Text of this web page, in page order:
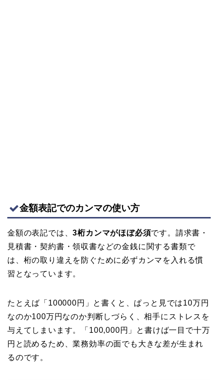
金額表記でのカンマの使い方
金額の表記では、3桁カンマがほぼ必須です。請求書・
見積書・契約書・領収書などの金銭に関する書類で
は、桁の取り違えを防ぐために必ずカンマを入れる慣
習となっています。
たとえば「100000円」と書くと、ぱっと見では10万円
なのか100万円なのか判断しづらく、相手にストレスを
与えてしまいます。「100,000円」と書けば一目で十万
円と読めるため、業務効率の面でも大きな差が生まれ
るのです。